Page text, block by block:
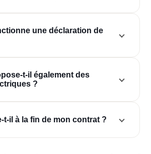
une déclaration de
t-il également des
?
t-il à la fin de mon contrat ?